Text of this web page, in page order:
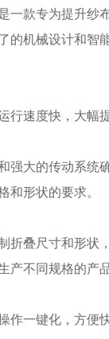
一款专为提升纱
的机械设计和智
行速度快，大幅
强大的传动系统
和形状的要求。
折叠尺寸和形状
产不同规格的产
作一键化，方便